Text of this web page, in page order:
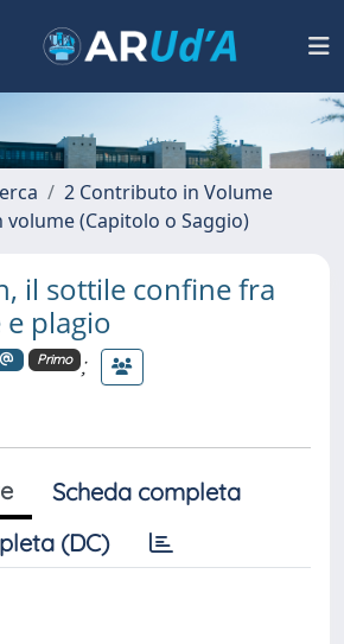
2 Contributo in Volume
(Capitolo o Saggio)
il sottile confine fra
plagio
Primo
;
Scheda completa
(DC)